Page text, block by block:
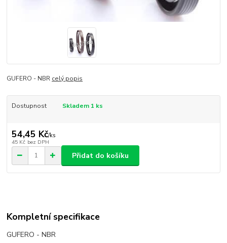
GUFERO - NBR celý popis
Dostupnost Skladem 1 ks
54,45 Kč/ks
45 Kč bez DPH
Přidat do košíku
Kompletní specifikace
GUFERO - NBR